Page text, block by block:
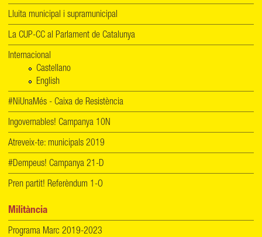
Lluita municipal i supramunicipal
La CUP-CC al Parlament de Catalunya
Internacional
Castellano
English
#NiUnaMés - Caixa de Resistència
Ingovernables! Campanya 10N
Atreveix-te: municipals 2019
#Dempeus! Campanya 21-D
Pren partit! Referèndum 1-O
Militància
Programa Marc 2019-2023